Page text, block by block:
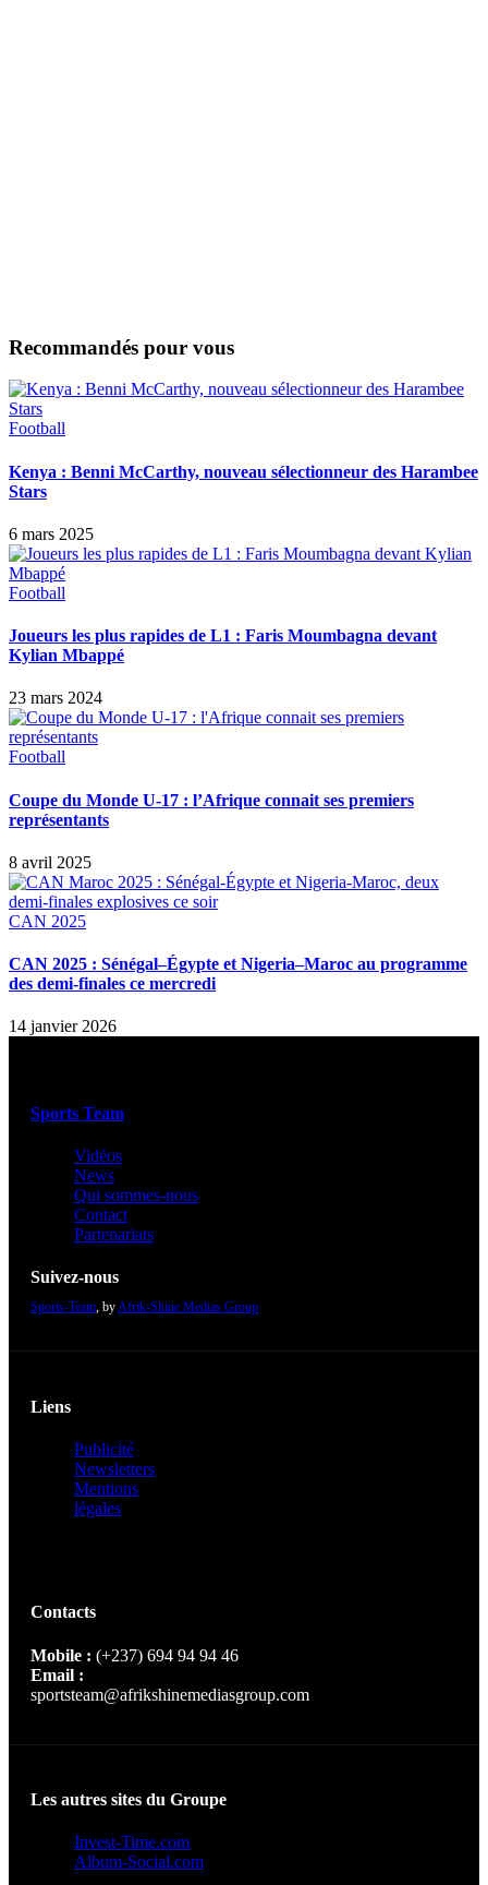
Recommandés pour vous
Football
Kenya : Benni McCarthy, nouveau sélectionneur des Harambee
Stars
6 mars 2025
Football
Joueurs les plus rapides de L1 : Faris Moumbagna devant
Kylian Mbappé
23 mars 2024
Football
Coupe du Monde U-17 : l’Afrique connait ses premiers
représentants
8 avril 2025
CAN 2025
CAN 2025 : Sénégal–Égypte et Nigeria–Maroc au programme
des demi-finales ce mercredi
14 janvier 2026
Sports Team
Vidéos
News
Qui sommes-nous
Contact
Partenariats
Suivez-nous
Sports-Team, byAfrik-Shine Medias Group
Liens
Publicité
Newsletters
Mentions
légales
Contacts
Mobile : (+237) 694 94 94 46
Email :
sportsteam@afrikshinemediasgroup.com
Les autres sites du Groupe
Invest-Time.com
Album-Social.com